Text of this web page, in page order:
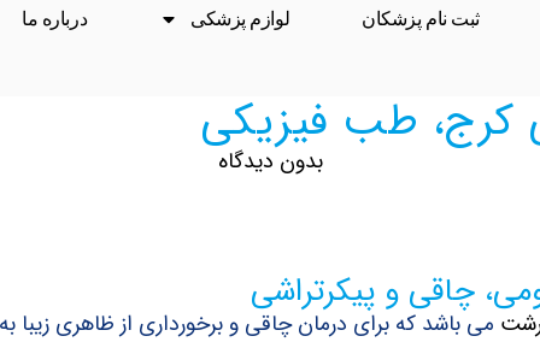
ثبت نام پزشکان لوازم پزشکی درباره ما
کرج، طب فیزیکی
بدون دیدگاه
چاقی و پیکرتراشی
رشت می باشد که برای درمان چاقی و برخورداری از ظاهری